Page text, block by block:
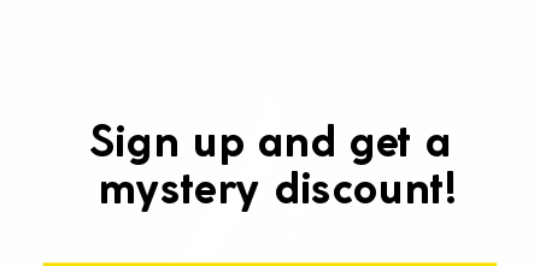
Sign up and get a
mystery discount!